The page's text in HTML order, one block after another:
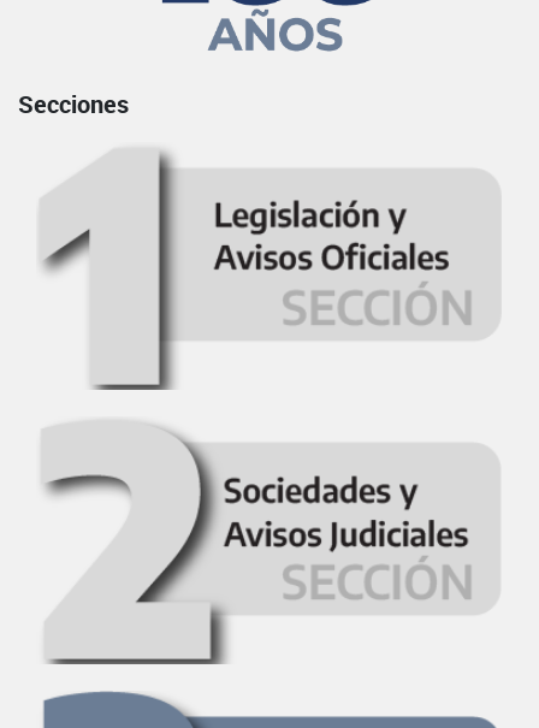
Secciones